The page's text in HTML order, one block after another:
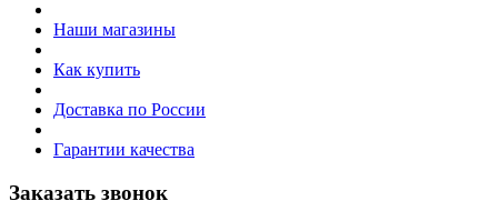
Наши магазины
Как купить
Доставка по России
Гарантии качества
Заказать звонок